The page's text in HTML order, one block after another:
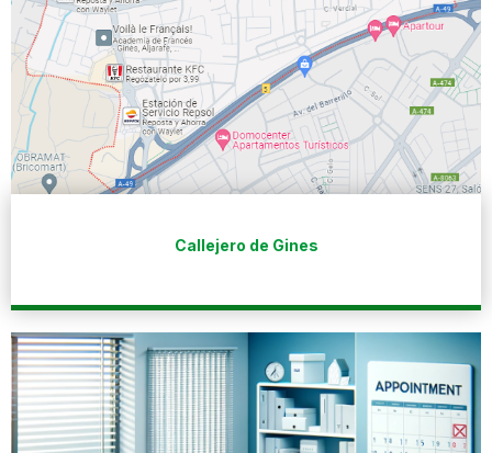
Callejero de Gines